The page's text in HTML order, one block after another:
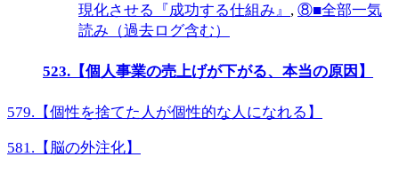
現化させる『成功する仕組み』 , ⑧■全部一気
読み（過去ログ含む）
523.【個人事業の売上げが下がる、本当の原因】
579.【個性を捨てた人が個性的な人になれる】
581.【脳の外注化】